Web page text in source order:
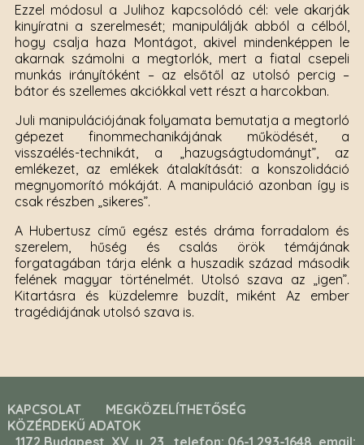
Ezzel módosul a Julihoz kapcsolódó cél: vele akarják
kinyíratni a szerelmesét; manipulálják abból a célból,
hogy csalja haza Montágot, akivel mindenképpen le
akarnak számolni a megtorlók, mert a fiatal csepeli
munkás irányítóként – az elsőtől az utolsó percig –
bátor és szellemes akciókkal vett részt a harcokban.
Juli manipulációjának folyamata bemutatja a megtorló
gépezet finommechanikájának működését, a
visszaélés-technikát, a „hazugságtudományt”, az
emlékezet, az emlékek átalakítását: a konszolidáció
megnyomorító mókáját. A manipuláció azonban így is
csak részben „sikeres”.
A Hubertusz című egész estés dráma forradalom és
szerelem, hűség és csalás örök témájának
forgatagában tárja elénk a huszadik század második
felének magyar történelmét. Utolsó szava az „igen”.
Kitartásra és küzdelemre buzdít, miként Az ember
tragédiájának utolsó szava is.
KAPCSOLAT
MEGKÖZELÍTHETŐSÉG
KÖZÉRDEKŰ ADATOK
1172 Budapest, XV. u. 23., telefon: 06-1 293-1648, email: